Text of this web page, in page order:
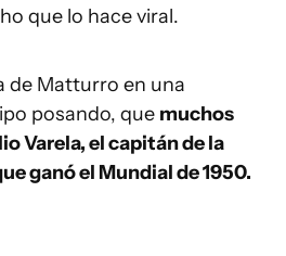
que lo hace viral.
de Matturro en una
posando, que muchos
Varela, el capitán de la
ganó el Mundial de 1950.